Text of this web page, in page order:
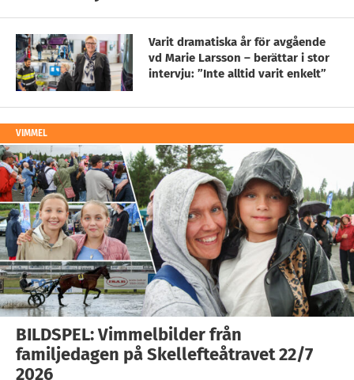
Varit dramatiska år för avgående
vd Marie Larsson – berättar i stor
intervju: ”Inte alltid varit enkelt”
VIMMEL
BILDSPEL: Vimmelbilder från
familjedagen på Skellefteåtravet 22/7
2026